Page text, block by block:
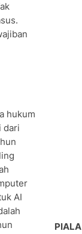
hukum
dari
AI